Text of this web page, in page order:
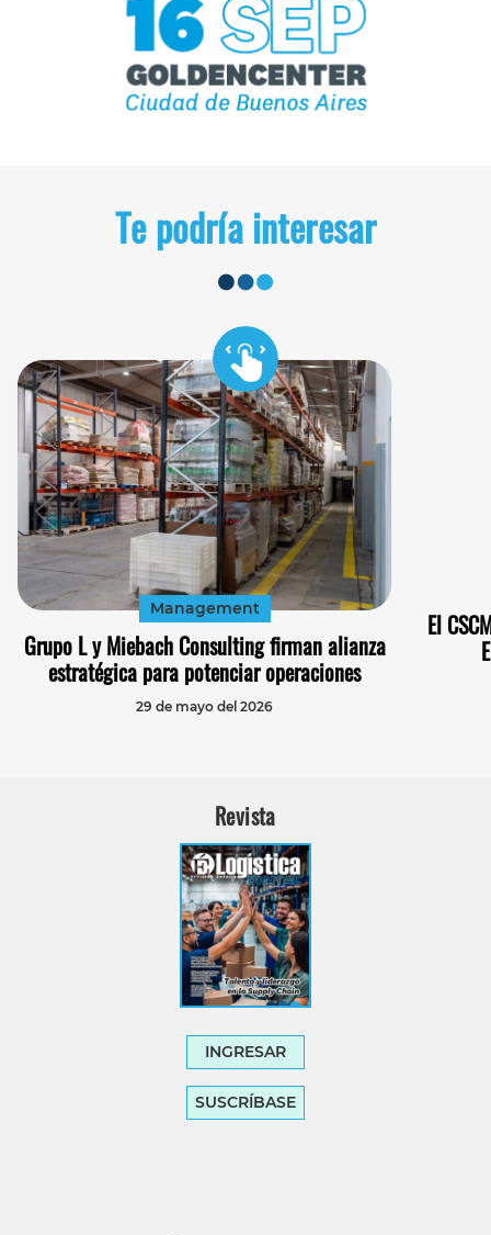
Te podría interesar
Management
Grupo L y Miebach Consulting firman alianza
estratégica para potenciar operaciones
29 de mayo del 2026
El
Revista
INGRESAR
SUSCRÍBASE